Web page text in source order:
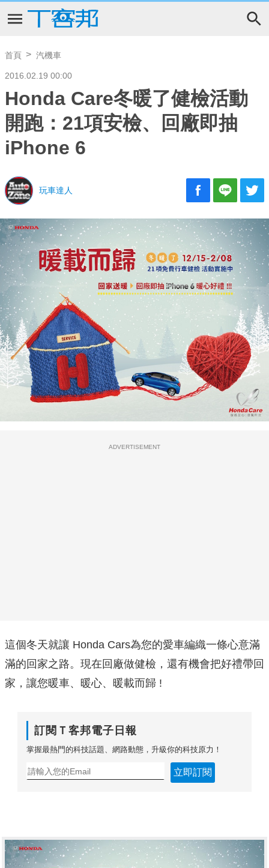
首頁 汽機車
2016.02.19 00:00
Honda Care冬暖了健檢活動
開跑：21項安檢、回廠即抽
iPhone 6
玩車達人
ADVERTISEMENT
這個冬天就讓 Honda Cars為您的愛車編織一條心意滿
滿的回家之路。現在回廠做健檢，還有機會把好禮帶回
家，讓您暖車、暖心、暖載而歸 !
訂閱Ｔ客邦電子日報
掌握最熱門的科技話題、網路動態，升級你的科技原力！
立即訂閱